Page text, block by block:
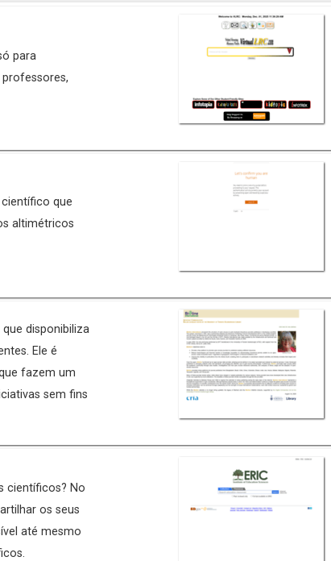
para
que
altimétricos
disponibiliza
Ele é
fazem um
sem fins
científicos? No
os seus
até mesmo